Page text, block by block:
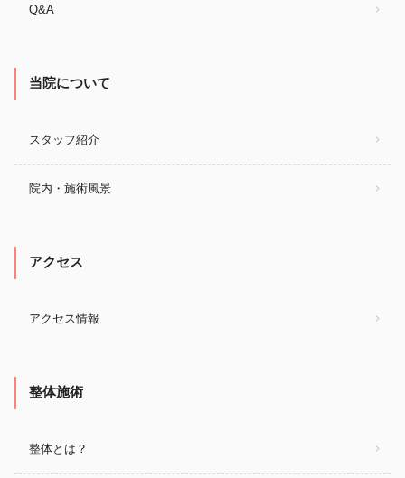
Q&A
当院について
スタッフ紹介
院内・施術風景
アクセス
アクセス情報
整体施術
整体とは？